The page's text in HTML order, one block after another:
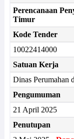
Perencanaan
Timur
Kode Tender
10022414000
Satuan Kerja
Dinas Perumahan
Pengumuman
21 April 2025
Penutupan